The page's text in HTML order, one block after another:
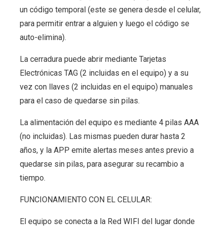
un código temporal (este se genera desde el celular,
para permitir entrar a alguien y luego el código se
auto-elimina).
La cerradura puede abrir mediante Tarjetas
Electrónicas TAG (2 incluidas en el equipo) y a su
vez con llaves (2 incluidas en el equipo) manuales
para el caso de quedarse sin pilas.
La alimentación del equipo es mediante 4 pilas AAA
(no incluidas). Las mismas pueden durar hasta 2
años, y la APP emite alertas meses antes previo a
quedarse sin pilas, para asegurar su recambio a
tiempo.
FUNCIONAMIENTO CON EL CELULAR:
El equipo se conecta a la Red WIFI del lugar donde